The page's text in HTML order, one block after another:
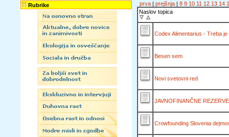
Rubrike
prva | prejšnja | 8 9 10 11 12 13 14
Naslov topica
Codex Alimentarius - Treba
Besen sem
Novi svetovni red
JAVNOFINANČNE REZERVE
Crowfounding Slovenia